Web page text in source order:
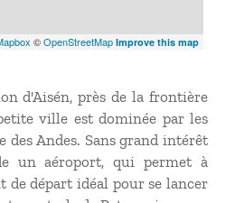
©OpenStreetMap Improve this map
d'Aisén, près de la frontière
ville est dominée par les
des Andes. Sans grand intérêt
un aéroport, qui permet à
de départ idéal pour se lancer